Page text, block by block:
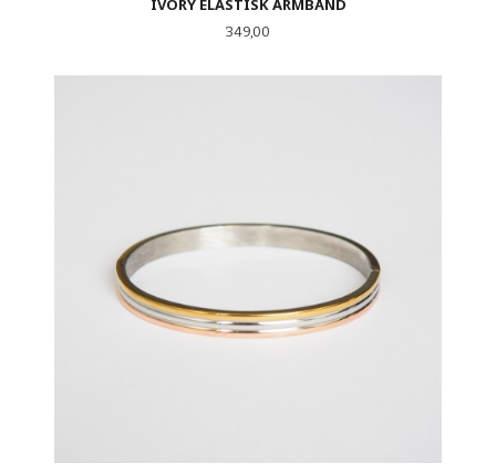
IVORY ELASTISK ARMBÅND
Pris
349,00